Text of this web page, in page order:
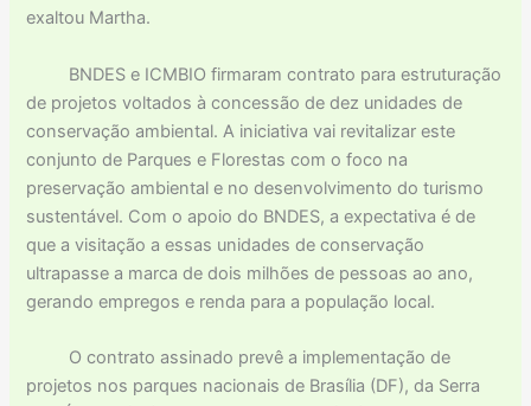
exaltou Martha.
BNDES e ICMBIO firmaram contrato para estruturação
de projetos voltados à concessão de dez unidades de
conservação ambiental. A iniciativa vai revitalizar este
conjunto de Parques e Florestas com o foco na
preservação ambiental e no desenvolvimento do turismo
sustentável. Com o apoio do BNDES, a expectativa é de
que a visitação a essas unidades de conservação
ultrapasse a marca de dois milhões de pessoas ao ano,
gerando empregos e renda para a população local.
O contrato assinado prevê a implementação de
projetos nos parques nacionais de Brasília (DF), da Serra